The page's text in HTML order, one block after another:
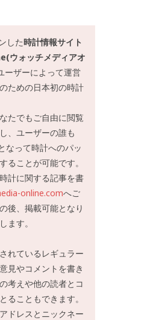
した時計情報サイト
ォッチメディアオ
ーザーによって運営
ための日本初の時計
たでもご自由に閲覧
、ユーザーの誰も
なって時計へのパッ
ることが可能です。
計に関する記事を書
online.comへご
後、掲載可能となり
ます。
れているレギュラー
見やコメントを書き
考えや他の読者とコ
ることもできます。
ドレスとニックネー